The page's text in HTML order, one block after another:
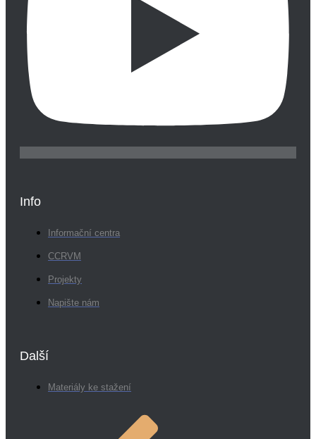
Info
Informační centra
CCRVM
Projekty
Napište nám
Další
Materiály ke stažení